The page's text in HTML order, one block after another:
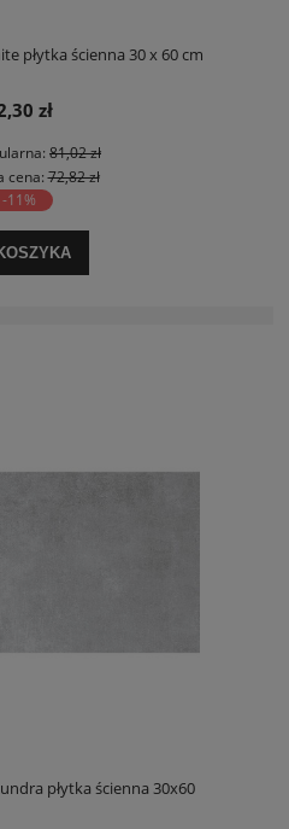
płytka ścienna 30 x 60 cm
zł
81,02 zł
cena:72,82 zł
-11%
płytka ścienna 30x60